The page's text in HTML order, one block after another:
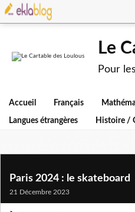
Le
Pour
Accueil Français
Langues étrangères Histoire /
Paris 2024 : le skateboard
21 Décembre 2023